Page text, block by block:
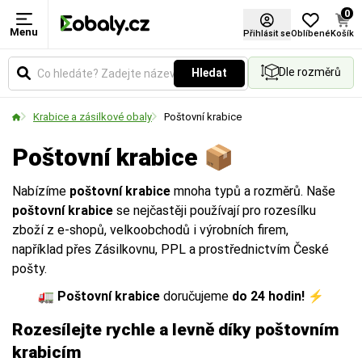
Menu Přihlásit seOblíbené
0
Košík
Hledat Dle rozměrů
Krabice a zásilkové obaly Poštovní krabice
Poštovní krabice 📦
Nabízíme poštovní krabice mnoha typů a rozměrů. Naše
poštovní krabice se nejčastěji používají pro rozesílku
zboží z e-shopů, velkoobchodů i výrobních firem,
například přes Zásilkovnu, PPL a prostřednictvím České
pošty.
🚛 Poštovní krabice doručujeme do 24 hodin! ⚡
Rozesílejte rychle a levně díky poštovním
krabicím
Délka
Rozměry krabic
měřením.
D= Délka
Šířka
Rozměry krabic
měřením.
D= Délka
Výška
Rozměry krabic
měřením.
D= Délka
Certifikace FSC®
Typ
Označuje konkrétní technologické provedení,
materiálu.
Druh lepenky
Čím více vrstev (VVL), tím vyšší pevnost a
2VVL:Ochrana povrchů, výplň (v rolích).
Standardní balíky pro lehčí zboží.
5VVL: Těžší náklady, stěhování, vyšší ochrana.
7VVL:Průmyslové využití a extrémní zatížení.
Barva
Vyberte si barevné provedení obalů a balicích
Formát
Vyberte si produkt podle standardních formátů.